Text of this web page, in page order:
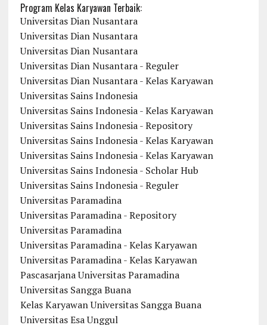
Program Kelas Karyawan Terbaik:
Universitas Dian Nusantara
Universitas Dian Nusantara
Universitas Dian Nusantara
Universitas Dian Nusantara - Reguler
Universitas Dian Nusantara - Kelas Karyawan
Universitas Sains Indonesia
Universitas Sains Indonesia - Kelas Karyawan
Universitas Sains Indonesia - Repository
Universitas Sains Indonesia - Kelas Karyawan
Universitas Sains Indonesia - Kelas Karyawan
Universitas Sains Indonesia - Scholar Hub
Universitas Sains Indonesia - Reguler
Universitas Paramadina
Universitas Paramadina - Repository
Universitas Paramadina
Universitas Paramadina - Kelas Karyawan
Universitas Paramadina - Kelas Karyawan
Pascasarjana Universitas Paramadina
Universitas Sangga Buana
Kelas Karyawan Universitas Sangga Buana
Universitas Esa Unggul